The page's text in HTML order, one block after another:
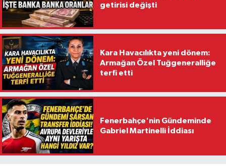
getirisi değişti
Kara Havacılıkta yeni dönem:
Armağan Özel Tuğgeneralliğe
terfi etti
Fenerbahçe'nin Gündeminde
Gabriel Martinelli İddiası